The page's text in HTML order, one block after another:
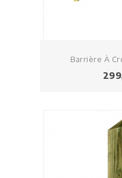
Barrière À